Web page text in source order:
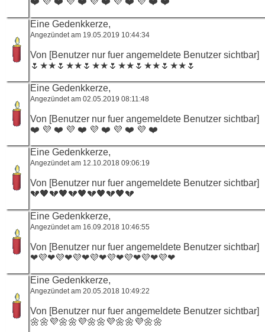
Eine Gedenkkerze,
Angezündet am 19.05.2019 10:44:34
Von [Benutzer nur fuer angemeldete Benutzer sichtbar]
🌷★★🌷★★🌷★★🌷★★🌷★★🌷★★🌷
Eine Gedenkkerze,
Angezündet am 02.05.2019 08:11:48
Von [Benutzer nur fuer angemeldete Benutzer sichtbar]
❤️ 💜 ❤️ 💜 ❤️ 💜 ❤️ 💜 ❤️ 💜 ❤️
Eine Gedenkkerze,
Angezündet am 12.10.2018 09:06:19
Von [Benutzer nur fuer angemeldete Benutzer sichtbar]
💔🖤💔🖤💔🖤💔🖤💔🖤💔
Eine Gedenkkerze,
Angezündet am 16.09.2018 10:46:55
Von [Benutzer nur fuer angemeldete Benutzer sichtbar]
❤💜❤💜❤💜❤💜❤💜❤💜❤💜❤💜❤
Eine Gedenkkerze,
Angezündet am 20.05.2018 10:49:22
Von [Benutzer nur fuer angemeldete Benutzer sichtbar]
🌼🌼💜🌼🌼💜🌼🌼💜🌼🌼💜🌼🌼